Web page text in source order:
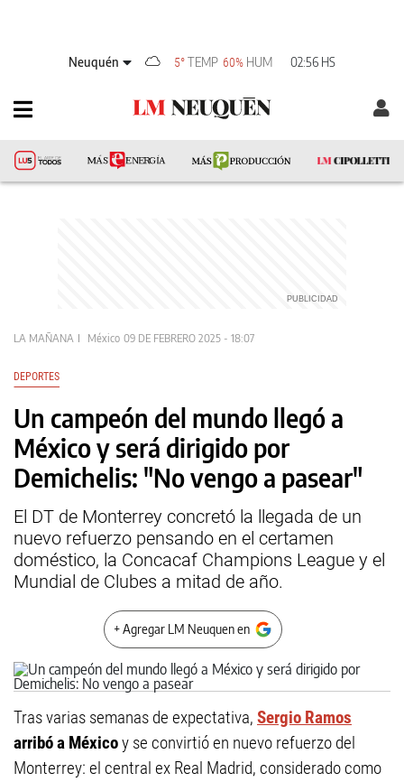
Neuquén 5° TEMP 60% HUM 02:56 HS
LA MAÑANA México 09 DE FEBRERO 2025 - 18:07
DEPORTES
Un campeón del mundo llegó a
México y será dirigido por
Demichelis: "No vengo a pasear"
El DT de Monterrey concretó la llegada de un
nuevo refuerzo pensando en el certamen
doméstico, la Concacaf Champions League y el
Mundial de Clubes a mitad de año.
+ Agregar LM Neuquen en
Tras varias semanas de expectativa, Sergio Ramos
arribó a Méxicoy se convirtió en nuevo refuerzo del
Monterrey: el central ex Real Madrid, considerado como